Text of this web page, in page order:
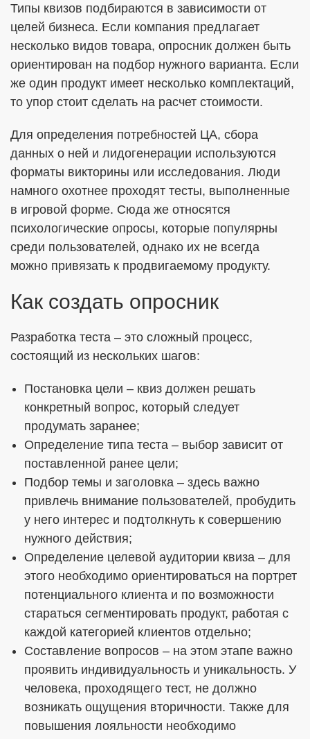
Типы квизов подбираются в зависимости от
целей бизнеса. Если компания предлагает
несколько видов товара, опросник должен быть
ориентирован на подбор нужного варианта. Если
же один продукт имеет несколько комплектаций,
то упор стоит сделать на расчет стоимости.
Для определения потребностей ЦА, сбора
данных о ней и лидогенерации используются
форматы викторины или исследования. Люди
намного охотнее проходят тесты, выполненные
в игровой форме. Сюда же относятся
психологические опросы, которые популярны
среди пользователей, однако их не всегда
можно привязать к продвигаемому продукту.
Как создать опросник
Разработка теста – это сложный процесс,
состоящий из нескольких шагов:
Постановка цели – квиз должен решать
конкретный вопрос, который следует
продумать заранее;
Определение типа теста – выбор зависит от
поставленной ранее цели;
Подбор темы и заголовка – здесь важно
привлечь внимание пользователей, пробудить
у него интерес и подтолкнуть к совершению
нужного действия;
Определение целевой аудитории квиза – для
этого необходимо ориентироваться на портрет
потенциального клиента и по возможности
стараться сегментировать продукт, работая с
каждой категорией клиентов отдельно;
Составление вопросов – на этом этапе важно
проявить индивидуальность и уникальность. У
человека, проходящего тест, не должно
возникать ощущения вторичности. Также для
повышения лояльности необходимо